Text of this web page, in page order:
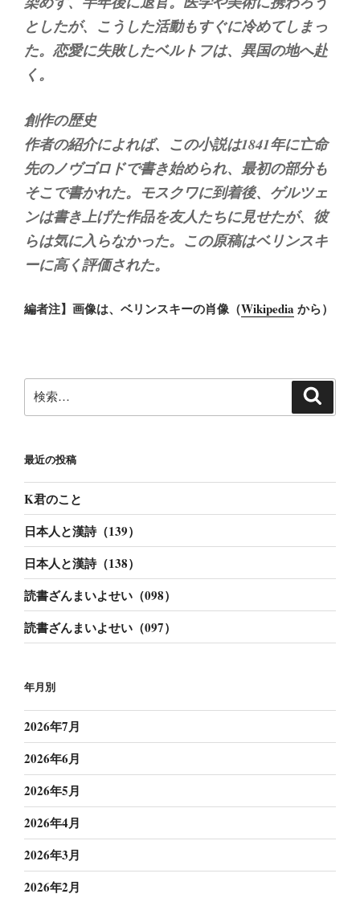
としたが、こうした活動もすぐに冷めてしまっ
た。恋愛に失敗したベルトフは、異国の地へ赴
く。
創作の歴史
作者の紹介によれば、この小説は1841年に亡命
先のノヴゴロドで書き始められ、最初の部分も
そこで書かれた。モスクワに到着後、ゲルツェ
ンは書き上げた作品を友人たちに見せたが、彼
らは気に入らなかった。この原稿はベリンスキ
ーに高く評価された。
編者注】画像は、ベリンスキーの肖像（Wikipedia から）
索:
最近の投稿
K君のこと
日本人と漢詩（139）
日本人と漢詩（138）
読書ざんまいよせい（098）
読書ざんまいよせい（097）
年月別
2026年7月
2026年6月
2026年5月
2026年4月
2026年3月
2026年2月